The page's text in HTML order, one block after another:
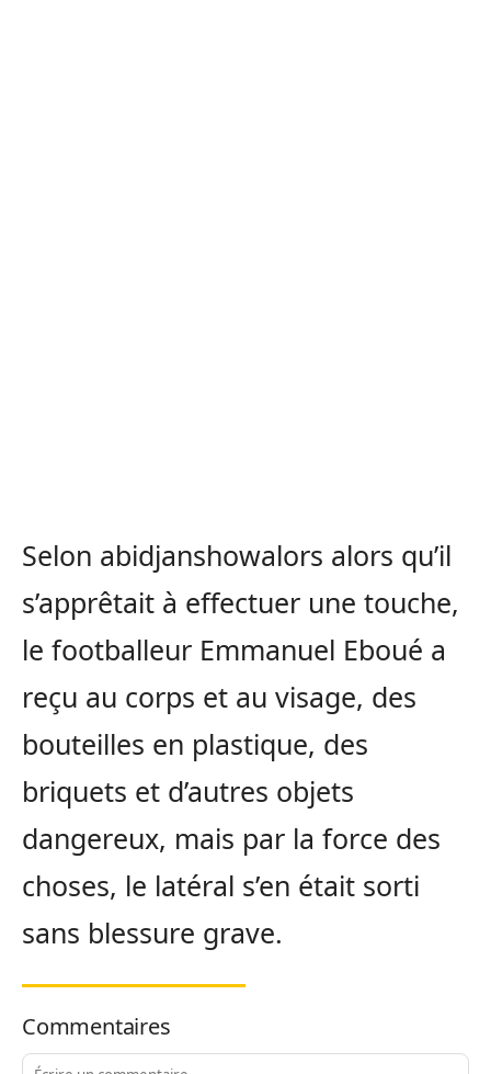
Selon abidjanshowalors alors qu’il
s’apprêtait à effectuer une touche,
le footballeur Emmanuel Eboué a
reçu au corps et au visage, des
bouteilles en plastique, des
briquets et d’autres objets
dangereux, mais par la force des
choses, le latéral s’en était sorti
sans blessure grave.
Commentaires